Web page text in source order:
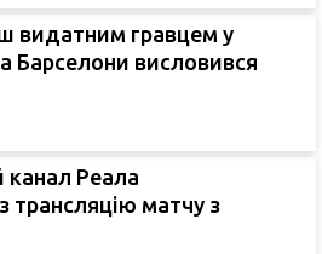
видатним гравцем у
Барселони висловився
канал Реала
трансляцію матчу з